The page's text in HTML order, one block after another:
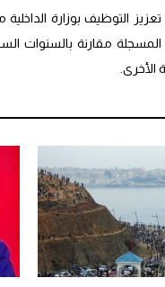
توجهاً واضحاً نحو تعزيز التوظيف
مقارنة بالسنوات